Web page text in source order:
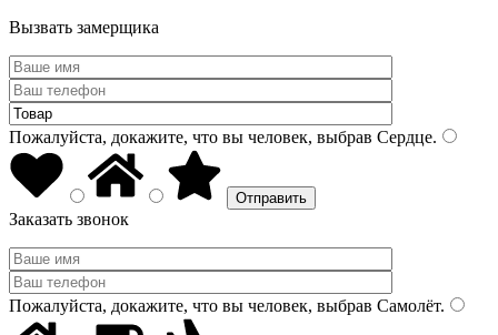
Вызвать замерщика
Пожалуйста, докажите, что вы человек, выбрав Сердце.
Заказать звонок
Пожалуйста, докажите, что вы человек, выбрав Самолёт.